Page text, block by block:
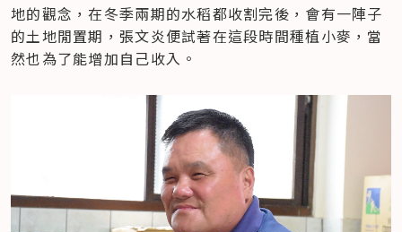
地的觀念，在冬季兩期的水稻都收割完後，會有一陣子
的土地閒置期，張文炎便試著在這段時間種植小麥，當
然也為了能增加自己收入。